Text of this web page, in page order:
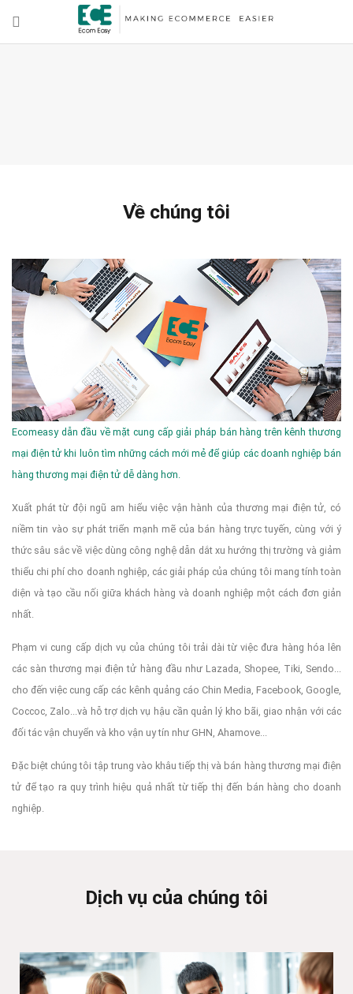
Về chúng tôi
Ecomeasy dẫn đầu về mặt cung cấp giải pháp bán hàng trên kênh thương
mại điện tử khi luôn tìm những cách mới mẻ để giúp các doanh nghiệp bán
hàng thương mại điện tử dễ dàng hơn.
Xuất phát từ đội ngũ am hiểu việc vận hành của thương mại điện tử, có
niềm tin vào sự phát triển mạnh mẽ của bán hàng trực tuyến, cùng với ý
thức sâu sắc về việc dùng công nghệ dẫn dắt xu hướng thị trường và giảm
thiểu chi phí cho doanh nghiệp, các giải pháp của chúng tôi mang tính toàn
diện và tạo cầu nối giữa khách hàng và doanh nghiệp một cách đơn giản
nhất.
Phạm vi cung cấp dịch vụ của chúng tôi trải dài từ việc đưa hàng hóa lên
các sàn thương mại điện tử hàng đầu như Lazada, Shopee, Tiki, Sendo...
cho đến việc cung cấp các kênh quảng cáo Chin Media, Facebook, Google,
Coccoc, Zalo...và hỗ trợ dịch vụ hậu cần quản lý kho bãi, giao nhận với các
đối tác vận chuyển và kho vận uy tín như GHN, Ahamove...
Đặc biệt chúng tôi tập trung vào khâu tiếp thị và bán hàng thương mại điện
tử để tạo ra quy trình hiệu quả nhất từ tiếp thị đến bán hàng cho doanh
nghiệp.
Dịch vụ của chúng tôi